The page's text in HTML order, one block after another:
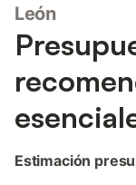
León
Estimación